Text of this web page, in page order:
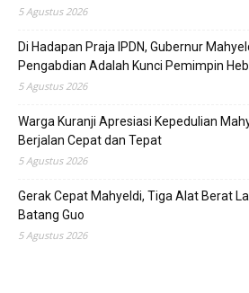
5 Agustus 2026
Di Hadapan Praja IPDN, Gubernur
Pengabdian Adalah Kunci Pemimpin
5 Agustus 2026
Warga Kuranji Apresiasi Kepedulian
Berjalan Cepat dan Tepat
5 Agustus 2026
Gerak Cepat Mahyeldi, Tiga Alat Berat
Batang Guo
5 Agustus 2026